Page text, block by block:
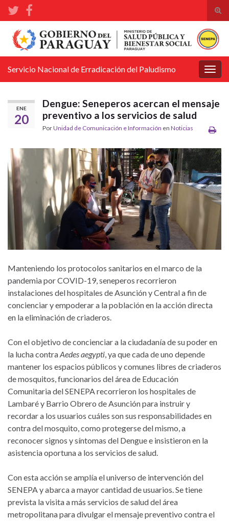
el
de
Search for:
la
Servicio Nacional de Erradicación del Paludismo
ENE
20
Dengue: Seneperos acercan el mensaje
preventivo a los servicios de salud
PorUnidad de Comunicación e Información en Noticias
Manteniendo los protocolos sanitarios en el marco de la
pandemia por COVID-19, seneperos recorrieron
instalaciones del hospitales de Asunción y Central a fin de
concienciar y empoderar a la población en la acción directa
en la eliminación de criaderos.
Con el objetivo de concienciar a la ciudadanía de su poder en
la lucha contraAedes aegypti, ya que cada de uno depende
mantener los espacios públicos y comunes libres de criaderos
de mosquitos, funcionarios del área de Educación
Comunitaria del SENEPA recorrieron los hospitales de
Lambaré y Barrio Obrero de Asunción para instruir y
recordar a los usuarios cuáles son sus responsabilidades en
contra del mosquito, como protegerse del mismo, a
reconocer signos y síntomas del Dengue e insistieron en la
asistencia oportuna a los servicios de salud.
Con esta acción se amplía el universo de intervención del
SENEPA y abarca a mayor cantidad de usuarios. Se tiene
prevista la visita a más servicios de salud del área
metropolitana para divulgar el mensaje preventivo contra el